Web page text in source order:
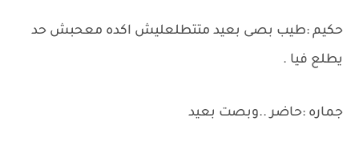
حكيم :طيب بصى بعيد متتطلعليش اكده معحبش حد
يطلع فيا .
جماره :حاضر ..وبصت بعيد